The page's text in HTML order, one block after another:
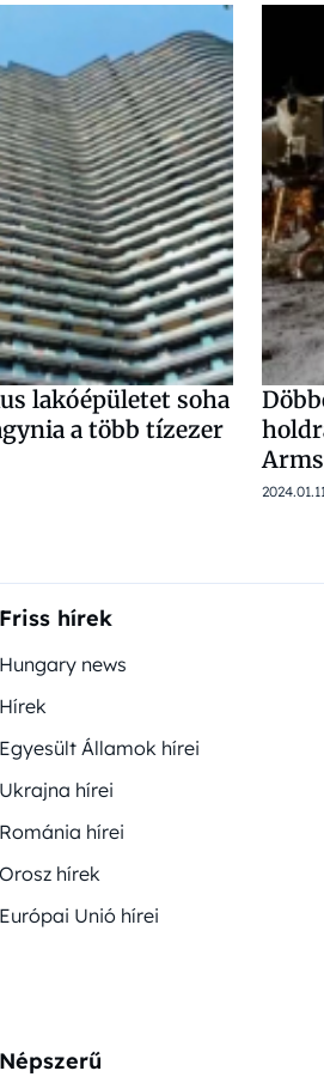
lakóépületet soha
a több tízezer
Friss hírek
Hungary news
Hírek
Egyesült Államok hírei
Ukrajna hírei
Románia hírei
Orosz hírek
Európai Unió hírei
Népszerű